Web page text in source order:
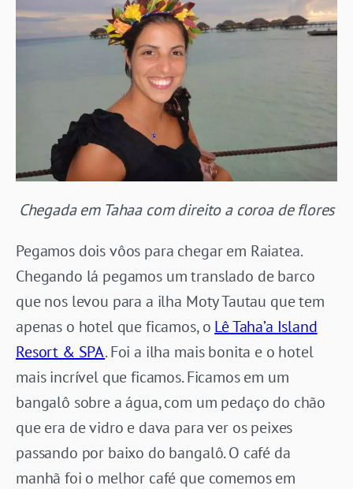
Chegada em Tahaa com direito a coroa de flores
Pegamos dois vôos para chegar em Raiatea.
Chegando lá pegamos um translado de barco
que nos levou para a ilha Moty Tautau que tem
apenas o hotel que ficamos, o Lê Taha’a Island
Resort & SPA. Foi a ilha mais bonita e o hotel
mais incrível que ficamos. Ficamos em um
bangalô sobre a água, com um pedaço do chão
que era de vidro e dava para ver os peixes
passando por baixo do bangalô. O café da
manhã foi o melhor café que comemos em